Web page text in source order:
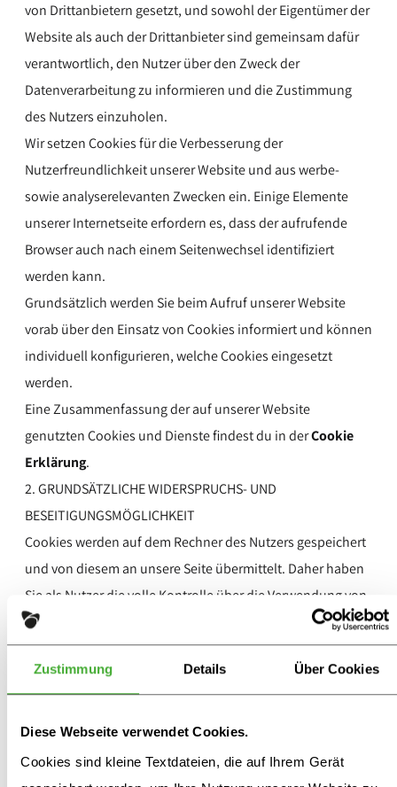
Zustimmung Details Über Cookies
Diese Webseite verwendet Cookies.
Cookies sind kleine Textdateien, die auf Ihrem Gerät
von Drittanbietern gesetzt, und sowohl der Eigentümer der
Website als auch der Drittanbieter sind gemeinsam dafür
verantwortlich, den Nutzer über den Zweck der
Datenverarbeitung zu informieren und die Zustimmung
des Nutzers einzuholen.
Wir setzen Cookies für die Verbesserung der
Nutzerfreundlichkeit unserer Website und aus werbe-
sowie analyserelevanten Zwecken ein. Einige Elemente
unserer Internetseite erfordern es, dass der aufrufende
Browser auch nach einem Seitenwechsel identifiziert
werden kann.
Grundsätzlich werden Sie beim Aufruf unserer Website
vorab über den Einsatz von Cookies informiert und können
individuell konfigurieren, welche Cookies eingesetzt
werden.
Eine Zusammenfassung der auf unserer Website
genutzten Cookies und Dienste findest du in derCookie
Erklärung.
2. GRUNDSÄTZLICHE WIDERSPRUCHS- UND
BESEITIGUNGSMÖGLICHKEIT
Cookies werden auf dem Rechner des Nutzers gespeichert
und von diesem an unsere Seite übermittelt. Daher haben
Sie als Nutzer die volle Kontrolle über die Verwendung von
Cookies. Durch eine Änderung der Einstellungen in Ihrem
Internetbrowser können Sie die Übertragung von Cookies
deaktivieren oder einschränken. Bereits gespeicherte
Cookies können jederzeit gelöscht werden. Dies kann auch
automatisiert erfolgen. Werden Cookies für unsere
Website deaktiviert, können möglicherweise nicht mehr
alle Funktionen der Website vollumfänglich genutzt